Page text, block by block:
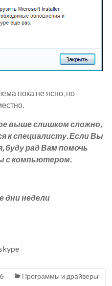
пока не ясно, но
выше слишком сложно,
к специалисту. Если Вы
буду рад Вам помочь
с компьютером.
дни недели
Программы и драйверы